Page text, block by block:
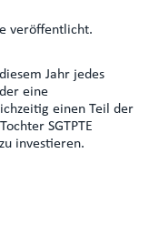
veröffentlicht.
Jahr jedes
eine
einen Teil der
SGTPTE
investieren.